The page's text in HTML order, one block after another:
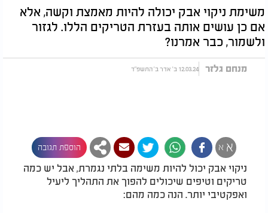
משימת ניקוי אבק יכולה להיות מאמצת וקשה, אלא
אם כן עושים אותה בעזרת הטריקים הללו. לגזור
ולשמור, כבר אמרנו?
מנחם גלזר 12.03.24 ב' אדר ב' התשפ"ד
א א הוספת תגובה
ניקוי אבק יכול להיות משימה בלתי נגמרת, אבל יש כמה
טריקים וטיפים שיכולים להפוך את התהליך ליעיל
ואפקטיבי יותר. הנה כמה מהם: